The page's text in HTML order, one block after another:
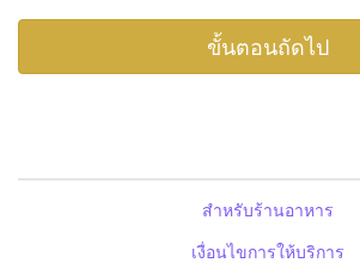
สำหรับร้านอาหาร
เงื่อนไขการให้บริการ